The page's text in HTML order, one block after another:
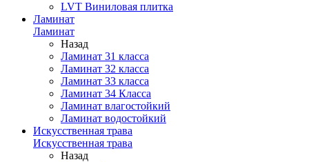
LVT Виниловая плитка
Ламинат
Ламинат
Назад
Ламинат 31 класса
Ламинат 32 класса
Ламинат 33 класса
Ламинат 34 Класса
Ламинат влагостойкий
Ламинат водостойкий
Искусственная трава
Искусственная трава
Назад